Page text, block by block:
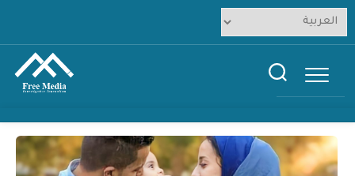
Skip
content